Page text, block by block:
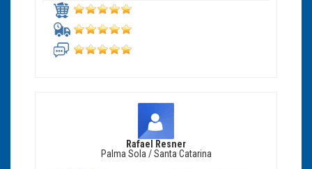
Rafael Resner
Palma Sola / Santa Catarina